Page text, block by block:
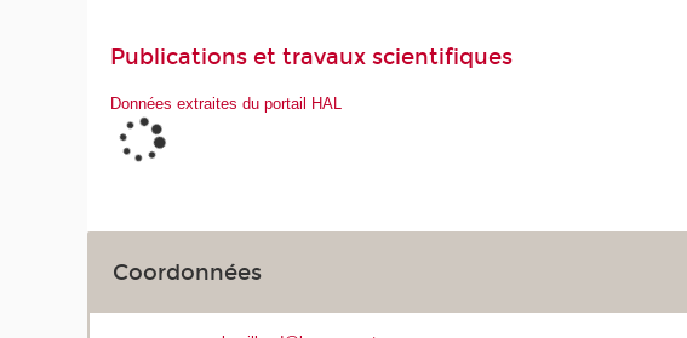
Publications et travaux scientifiques
Données extraites du portail HAL
Coordonnées